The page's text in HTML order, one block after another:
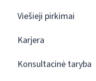
Viešieji pirkimai
Karjera
Konsultacinė taryba